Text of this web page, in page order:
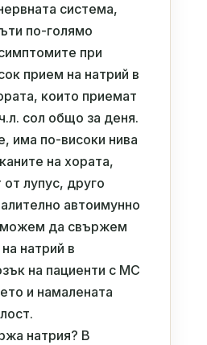
система,
по-голямо
при
прием на натрий в
които приемат
сол общо за деня.
има по-високи нива
на хората,
лупус, друго
автоимунно
можем да свържем
натрий в
на пациенти с МС
и намалената
натрия? В